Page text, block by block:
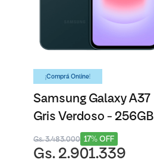
¡Comprá Online!
Samsung Galaxy A37
Gris Verdoso - 256GB
17% OFF
Gs. 3.483.000
Gs. 2.901.339